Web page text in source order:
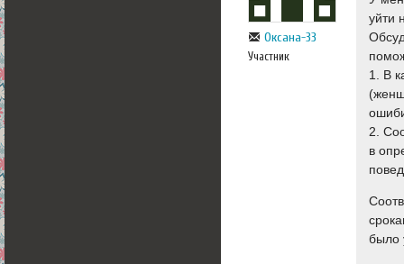
Оксана-33
Участник
уйти
1. В
2.
в
было